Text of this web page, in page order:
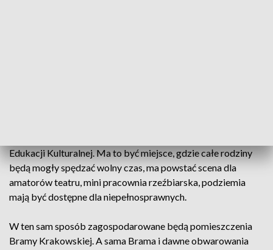
Edukacji Kulturalnej. Ma to być miejsce, gdzie całe rodziny
będą mogły spędzać wolny czas, ma powstać scena dla
amatorów teatru, mini pracownia rzeźbiarska, podziemia
mają być dostępne dla niepełnosprawnych.
W ten sam sposób zagospodarowane będą pomieszczenia
Bramy Krakowskiej. A sama Brama i dawne obwarowania